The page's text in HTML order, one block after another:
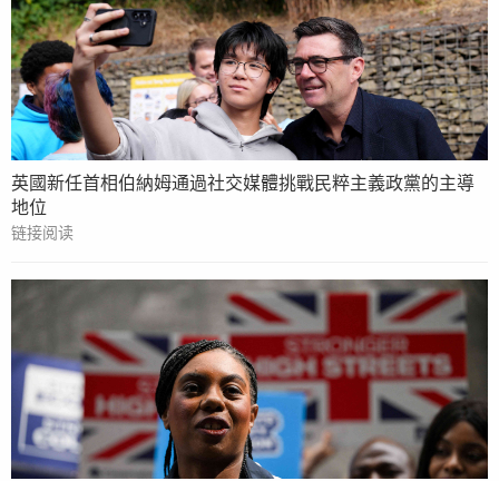
英國新任首相伯納姆通過社交媒體挑戰民粹主義政黨的主導
地位
链接阅读